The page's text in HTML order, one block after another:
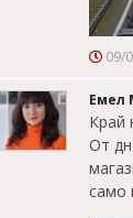
09/
Емел
Край
От
само